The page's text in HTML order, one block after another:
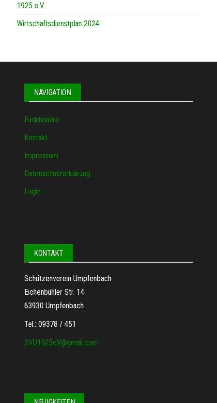
1925 e.V.
Wirtschaftsdienstplan 2024
NAVIGATION
Funktionäre
Kontakt
Impressum
Datenschutzerklärung
Login
KONTAKT
Schützenverein Umpfenbach
Eichenbühler Str. 14
63930 Umpfenbach
Tel.: 09378 / 451
SVU1925eV@gmail.com